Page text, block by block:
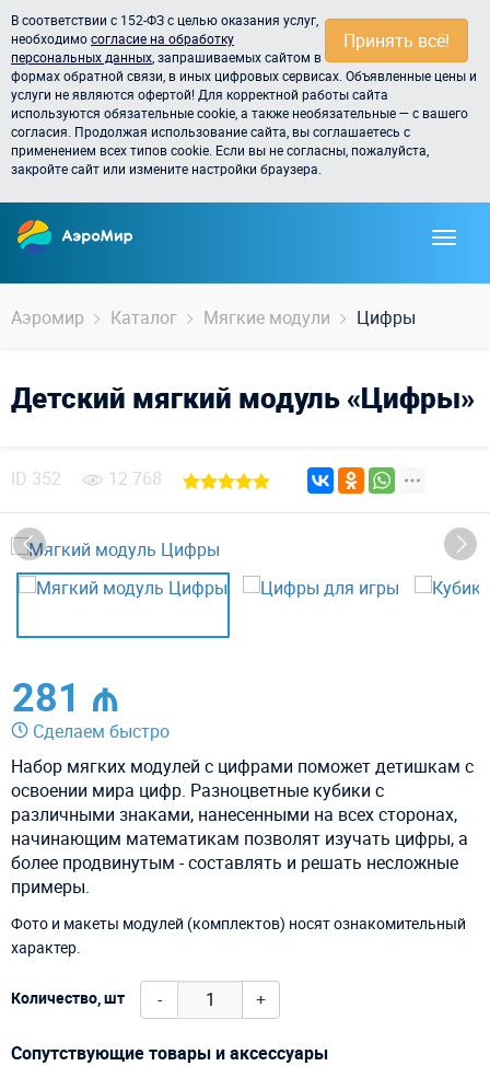
Принять всё!
В соответствии с 152-ФЗ с целью оказания услуг,
необходимосогласие на обработку
персональных данных , запрашиваемых сайтом в
формах обратной связи, в иных цифровых сервисах. Объявленные цены и
услуги не являются офертой! Для корректной работы сайта
используются обязательные cookie, а также необязательные — с вашего
согласия. Продолжая использование сайта, вы соглашаетесь с
применением всех типов cookie. Если вы не согласны, пожалуйста,
закройте сайт или измените настройки браузера.
Аэромир Каталог Мягкие модули Цифры
Детский мягкий модуль «Цифры»
ID 352 12 768
281 ₼
Сделаем быстро
Набор мягких модулей с цифрами поможет детишкам с
освоении мира цифр. Разноцветные кубики с
различными знаками, нанесенными на всех сторонах,
начинающим математикам позволят изучать цифры, а
более продвинутым - составлять и решать несложные
примеры.
Фото и макеты модулей (комплектов) носят ознакомительный
характер.
Количество, шт - +
Сопутствующие товары и аксессуары